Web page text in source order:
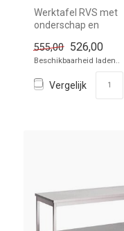
Werktafel RVS met
onderschap en
88(H)x180x60cm
555,00 526,00
Beschikbaarheid laden..
Vergelijk